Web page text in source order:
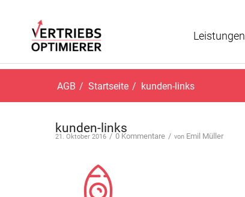
Leistungen
AGB / Startseite / kunden-links
kunden-links
21. Oktober 2016 / 0 Kommentare / von Emil Müller